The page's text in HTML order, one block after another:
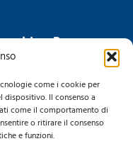
come i cookie per
Il consenso a
come il comportamento di
o ritirare il consenso
e funzioni.
a Roma e
subito!